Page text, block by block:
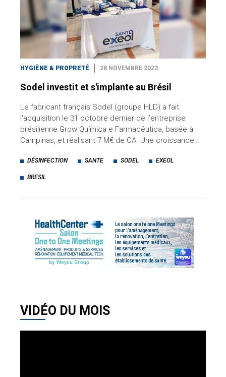
HYGIÈNE & PROPRETÉ 28 NOVEMBRE 2023
Sodel investit et s'implante au Brésil
Le fabricant français Sodel (groupe HLD) a fait
l'acquisition le 31 octobre dernier de l’entreprise
brésilienne Grow Química e Farmacêutica, basée à
Campinas, et réalisant 7 M€ de CA. Une croissance…
DÉSINFECTION SANTE SODEL EXEOL
BRESIL
VIDÉO DU MOIS